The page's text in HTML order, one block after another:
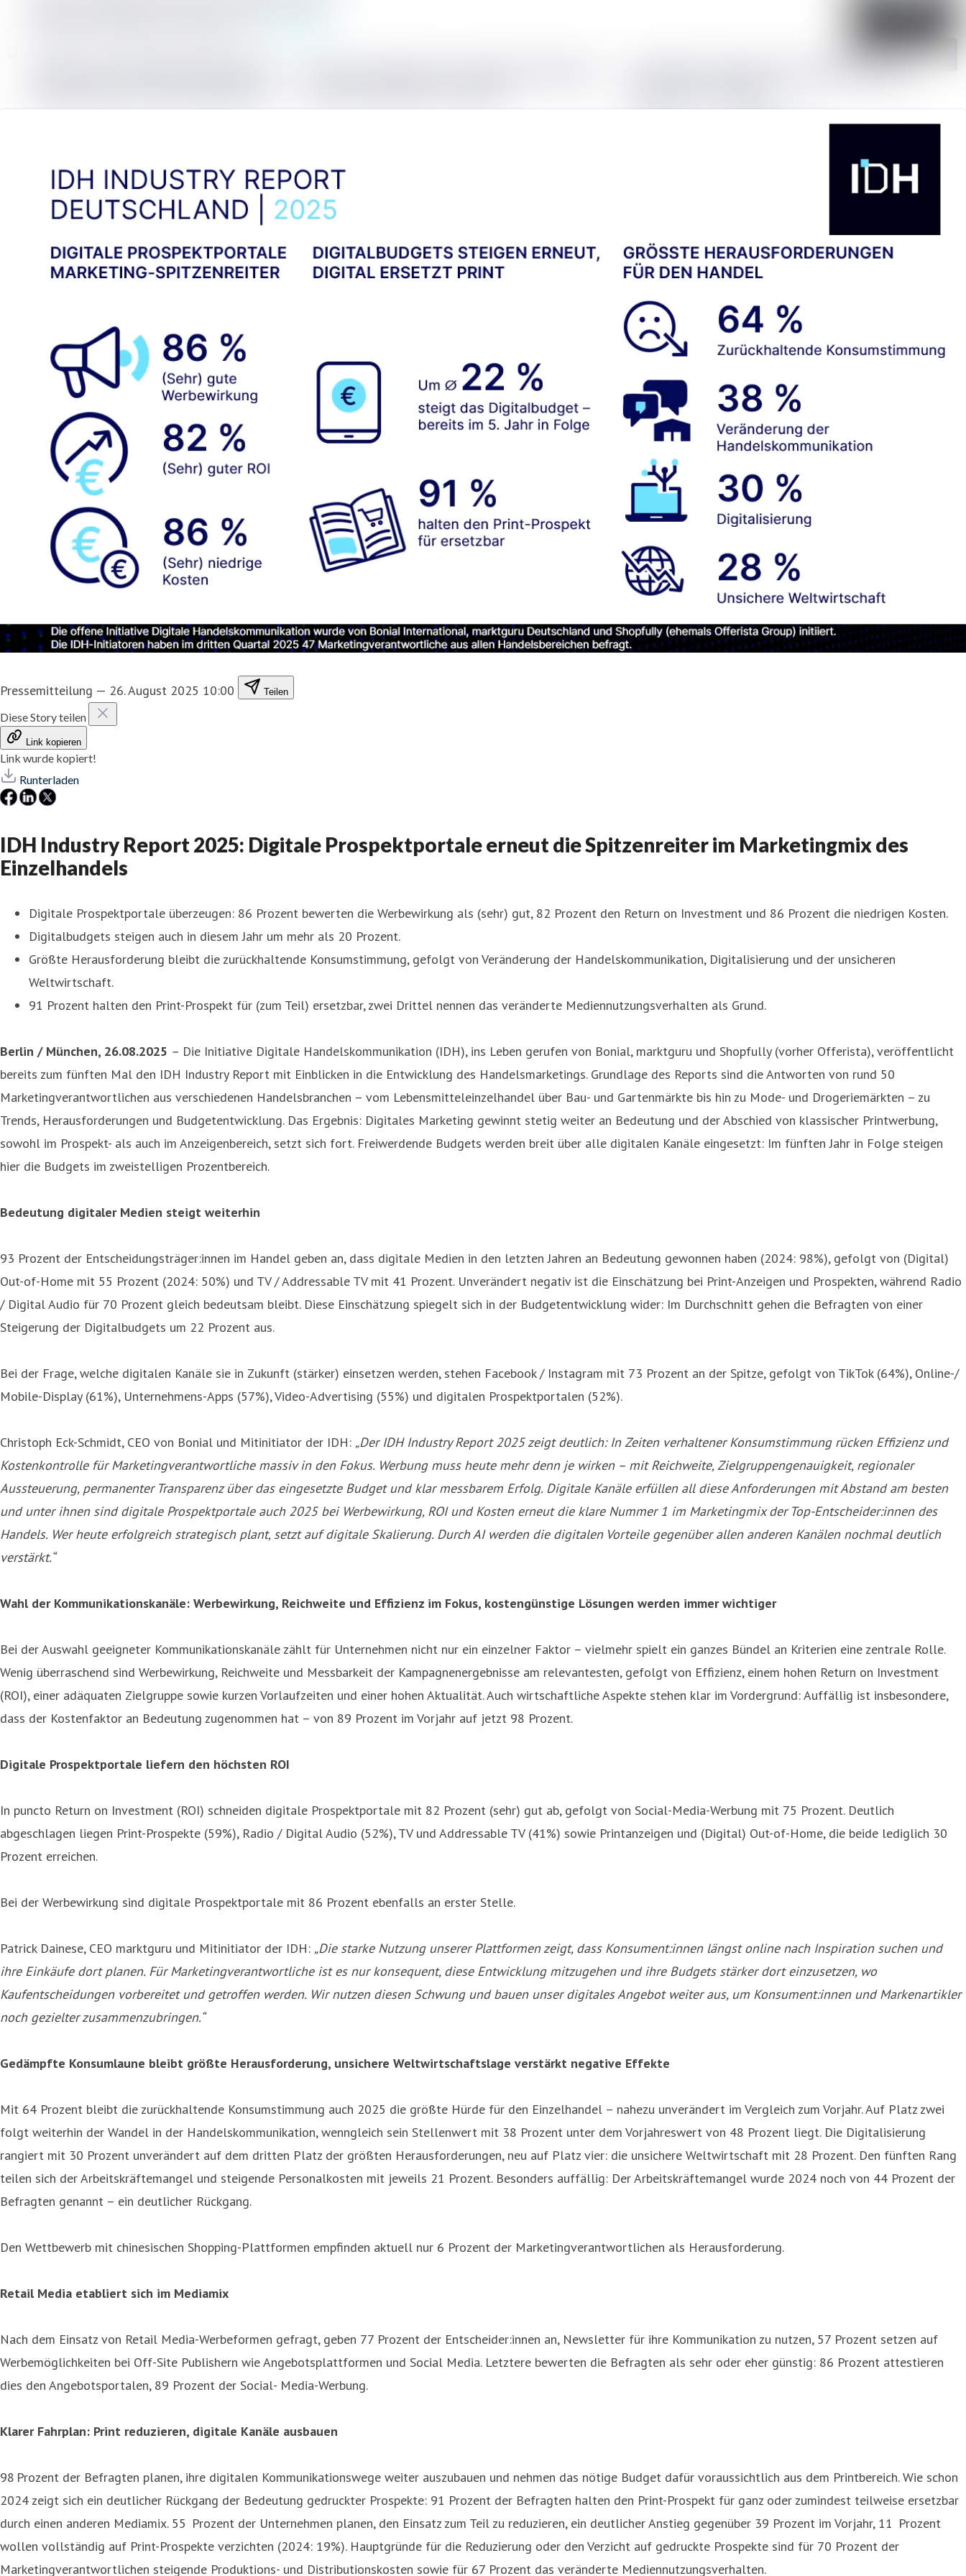
Im Newsroom suchen
Nicht mehr folgen
Pressemitteilung — 26. August 2025 10:00 Teilen
Diese Story teilen
Link kopieren
Link wurde kopiert!
Runterladen
IDH Industry Report 2025: Digitale Prospektportale erneut die Spitzenreiter im Marketingmix des
Einzelhandels
Digitale Prospektportale überzeugen: 86 Prozent bewerten die Werbewirkung als (sehr) gut, 82 Prozent den Return on Investment und 86 Prozent die niedrigen Kosten.
Digitalbudgets steigen auch in diesem Jahr um mehr als 20 Prozent.
Größte Herausforderung bleibt die zurückhaltende Konsumstimmung, gefolgt von Veränderung der Handelskommunikation, Digitalisierung und der unsicheren
Weltwirtschaft.
91 Prozent halten den Print-Prospekt für (zum Teil) ersetzbar, zwei Drittel nennen das veränderte Mediennutzungsverhalten als Grund.
Berlin / München, 26.08.2025 – Die Initiative Digitale Handelskommunikation (IDH), ins Leben gerufen von Bonial, marktguru und Shopfully (vorher Offerista), veröffentlicht
bereits zum fünften Mal den IDH Industry Report mit Einblicken in die Entwicklung des Handelsmarketings. Grundlage des Reports sind die Antworten von rund 50
Marketingverantwortlichen aus verschiedenen Handelsbranchen – vom Lebensmitteleinzelhandel über Bau- und Gartenmärkte bis hin zu Mode- und Drogeriemärkten – zu
Trends, Herausforderungen und Budgetentwicklung. Das Ergebnis: Digitales Marketing gewinnt stetig weiter an Bedeutung und der Abschied von klassischer Printwerbung,
sowohl im Prospekt- als auch im Anzeigenbereich, setzt sich fort. Freiwerdende Budgets werden breit über alle digitalen Kanäle eingesetzt: Im fünften Jahr in Folge steigen
hier die Budgets im zweistelligen Prozentbereich.
Bedeutung digitaler Medien steigt weiterhin
93 Prozent der Entscheidungsträger:innen im Handel geben an, dass digitale Medien in den letzten Jahren an Bedeutung gewonnen haben (2024: 98%), gefolgt von (Digital)
Out-of-Home mit 55 Prozent (2024: 50%) und TV / Addressable TV mit 41 Prozent. Unverändert negativ ist die Einschätzung bei Print-Anzeigen und Prospekten, während Radio
/ Digital Audio für 70 Prozent gleich bedeutsam bleibt. Diese Einschätzung spiegelt sich in der Budgetentwicklung wider: Im Durchschnitt gehen die Befragten von einer
Steigerung der Digitalbudgets um 22 Prozent aus.
Bei der Frage, welche digitalen Kanäle sie in Zukunft (stärker) einsetzen werden, stehen Facebook / Instagram mit 73 Prozent an der Spitze, gefolgt von TikTok (64%), Online-/
Mobile-Display (61%), Unternehmens-Apps (57%), Video-Advertising (55%) und digitalen Prospektportalen (52%).
Christoph Eck-Schmidt, CEO von Bonial und Mitinitiator der IDH: „Der IDH Industry Report 2025 zeigt deutlich: In Zeiten verhaltener Konsumstimmung rücken Effizienz und
Kostenkontrolle für Marketingverantwortliche massiv in den Fokus. Werbung muss heute mehr denn je wirken – mit Reichweite, Zielgruppengenauigkeit, regionaler
Aussteuerung, permanenter Transparenz über das eingesetzte Budget und klar messbarem Erfolg. Digitale Kanäle erfüllen all diese Anforderungen mit Abstand am besten
und unter ihnen sind digitale Prospektportale auch 2025 bei Werbewirkung, ROI und Kosten erneut die klare Nummer 1 im Marketingmix der Top-Entscheider:innen des
Handels. Wer heute erfolgreich strategisch plant, setzt auf digitale Skalierung. Durch AI werden die digitalen Vorteile gegenüber allen anderen Kanälen nochmal deutlich
verstärkt.“
Wahl der Kommunikationskanäle: Werbewirkung, Reichweite und Effizienz im Fokus, kostengünstige Lösungen werden immer wichtiger
Bei der Auswahl geeigneter Kommunikationskanäle zählt für Unternehmen nicht nur ein einzelner Faktor – vielmehr spielt ein ganzes Bündel an Kriterien eine zentrale Rolle.
Wenig überraschend sind Werbewirkung, Reichweite und Messbarkeit der Kampagnenergebnisse am relevantesten, gefolgt von Effizienz, einem hohen Return on Investment
(ROI), einer adäquaten Zielgruppe sowie kurzen Vorlaufzeiten und einer hohen Aktualität. Auch wirtschaftliche Aspekte stehen klar im Vordergrund: Auffällig ist insbesondere,
dass der Kostenfaktor an Bedeutung zugenommen hat – von 89 Prozent im Vorjahr auf jetzt 98 Prozent.
Digitale Prospektportale liefern den höchsten ROI
In puncto Return on Investment (ROI) schneiden digitale Prospektportale mit 82 Prozent (sehr) gut ab, gefolgt von Social-Media-Werbung mit 75 Prozent. Deutlich
abgeschlagen liegen Print-Prospekte (59%), Radio / Digital Audio (52%), TV und Addressable TV (41%) sowie Printanzeigen und (Digital) Out-of-Home, die beide lediglich 30
Prozent erreichen.
Bei der Werbewirkung sind digitale Prospektportale mit 86 Prozent ebenfalls an erster Stelle.
Patrick Dainese, CEO marktguru und Mitinitiator der IDH: „Die starke Nutzung unserer Plattformen zeigt, dass Konsument:innen längst online nach Inspiration suchen und
ihre Einkäufe dort planen. Für Marketingverantwortliche ist es nur konsequent, diese Entwicklung mitzugehen und ihre Budgets stärker dort einzusetzen, wo
Kaufentscheidungen vorbereitet und getroffen werden. Wir nutzen diesen Schwung und bauen unser digitales Angebot weiter aus, um Konsument:innen und Markenartikler
noch gezielter zusammenzubringen.“
Gedämpfte Konsumlaune bleibt größte Herausforderung, unsichere Weltwirtschaftslage verstärkt negative Effekte
Mit 64 Prozent bleibt die zurückhaltende Konsumstimmung auch 2025 die größte Hürde für den Einzelhandel – nahezu unverändert im Vergleich zum Vorjahr. Auf Platz zwei
folgt weiterhin der Wandel in der Handelskommunikation, wenngleich sein Stellenwert mit 38 Prozent unter dem Vorjahreswert von 48 Prozent liegt. Die Digitalisierung
rangiert mit 30 Prozent unverändert auf dem dritten Platz der größten Herausforderungen, neu auf Platz vier: die unsichere Weltwirtschaft mit 28 Prozent. Den fünften Rang
teilen sich der Arbeitskräftemangel und steigende Personalkosten mit jeweils 21 Prozent. Besonders auffällig: Der Arbeitskräftemangel wurde 2024 noch von 44 Prozent der
Befragten genannt – ein deutlicher Rückgang.
Den Wettbewerb mit chinesischen Shopping-Plattformen empfinden aktuell nur 6 Prozent der Marketingverantwortlichen als Herausforderung.
Retail Media etabliert sich im Mediamix
Nach dem Einsatz von Retail Media-Werbeformen gefragt, geben 77 Prozent der Entscheider:innen an, Newsletter für ihre Kommunikation zu nutzen, 57 Prozent setzen auf
Werbemöglichkeiten bei Off-Site Publishern wie Angebotsplattformen und Social Media. Letztere bewerten die Befragten als sehr oder eher günstig: 86 Prozent attestieren
dies den Angebotsportalen, 89 Prozent der Social- Media-Werbung.
Klarer Fahrplan: Print reduzieren, digitale Kanäle ausbauen
98 Prozent der Befragten planen, ihre digitalen Kommunikationswege weiter auszubauen und nehmen das nötige Budget dafür voraussichtlich aus dem Printbereich. Wie schon
2024 zeigt sich ein deutlicher Rückgang der Bedeutung gedruckter Prospekte: 91 Prozent der Befragten halten den Print-Prospekt für ganz oder zumindest teilweise ersetzbar
durch einen anderen Mediamix. 55 Prozent der Unternehmen planen, den Einsatz zum Teil zu reduzieren, ein deutlicher Anstieg gegenüber 39 Prozent im Vorjahr, 11 Prozent
wollen vollständig auf Print-Prospekte verzichten (2024: 19%). Hauptgründe für die Reduzierung oder den Verzicht auf gedruckte Prospekte sind für 70 Prozent der
Marketingverantwortlichen steigende Produktions- und Distributionskosten sowie für 67 Prozent das veränderte Mediennutzungsverhalten.